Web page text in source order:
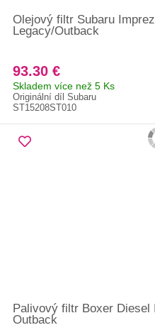
Olejový filtr Subaru
Legacy/Outback
93.30 €
Skladem více než 5 Ks
Originální díl Subaru
ST15208ST010
Palivový filtr Boxer Diesel
Outback